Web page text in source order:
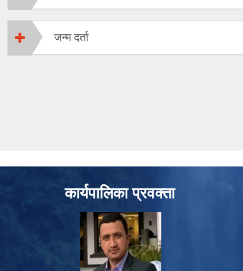
जन्म दर्ता
कार्यपालिका प्रवक्ता